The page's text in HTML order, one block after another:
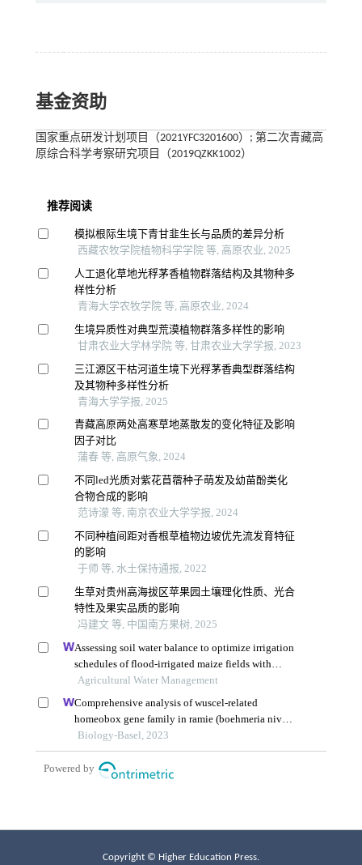
基金资助
国家重点研发计划项目（2021YFC3201600）; 第二次青藏高
原综合科学考察研究项目（2019QZKK1002）
Copyright © Higher Education Press.